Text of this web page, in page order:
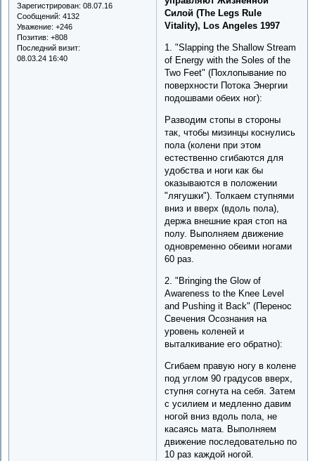
Зарегистрирован: 08.07.16
Сообщений: 4132
Уважение: +246
Позитив: +808
Последний визит:
08.03.24 16:40
Силой (The Legs Rule
Vitality), Los Angeles 1997
1. "Slapping the Shallow Stream
of Energy with the Soles of the
Two Feet" (Похлопывание по
поверхности Потока Энергии
подошвами обеих ног):
Разводим стопы в стороны
так, чтобы мизинцы коснулись
пола (колени при этом
естественно сгибаются для
удобства и ноги как бы
оказываются в положении
"лягушки"). Толкаем ступнями
вниз и вверх (вдоль пола),
держа внешние края стоп на
полу. Выполняем движение
одновременно обеими ногами
60 раз.
2. "Bringing the Glow of
Awareness to the Knee Level
and Pushing it Back" (Перенос
Свечения Осознания на
уровень коленей и
выталкивание его обратно):
Сгибаем правую ногу в колене
под углом 90 градусов вверх,
ступня согнута на себя. Затем
с усилием и медленно давим
ногой вниз вдоль пола, не
касаясь мата. Выполняем
движение последовательно по
10 раз каждой ногой.